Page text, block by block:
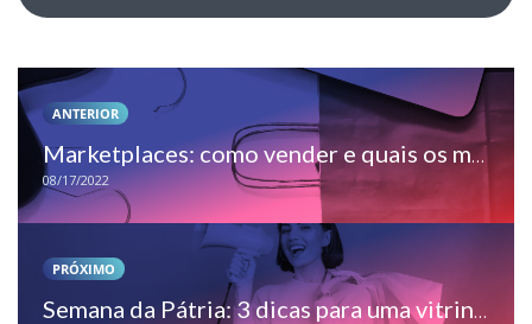
ANTERIOR
Marketplaces: como vender e quais os mais indicados?
08/17/2022
PRÓXIMO
Semana da Pátria: 3 dicas para uma vitrine atraente